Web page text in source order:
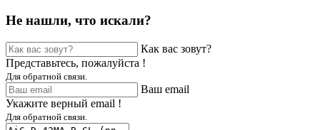
Не нашли, что искали?
Как вас зовут?
Представьтесь, пожалуйста !
Для обратной связи.
Ваш email
Укажите верный email !
Для обратной связи.